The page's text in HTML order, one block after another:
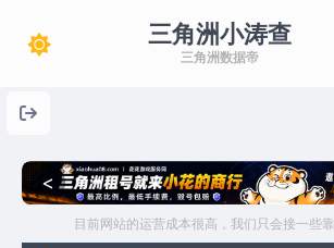
三角洲小涛查
三角洲数据帝
<
目前网站的运营成本很高，我们只会接一些